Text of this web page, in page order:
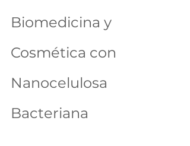
Biomedicina y
Cosmética con
Nanocelulosa
Bacteriana